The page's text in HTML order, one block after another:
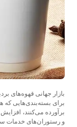
بازار جهانی قهوه‌های
برای بسته‌بندی‌هایی که
برآورده می‌کنند،
و رستوران‌های خدمات